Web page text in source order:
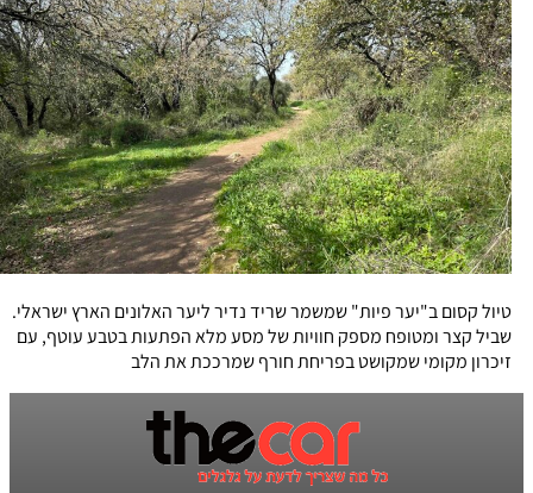
טיול קסום ב"יער פיות" שמשמר שריד נדיר ליער האלונים הארץ ישראלי.
שביל קצר ומטופח מספק חוויות של מסע מלא הפתעות בטבע עוטף, עם
זיכרון מקומי שמקושט בפריחת חורף שמרככת את הלב